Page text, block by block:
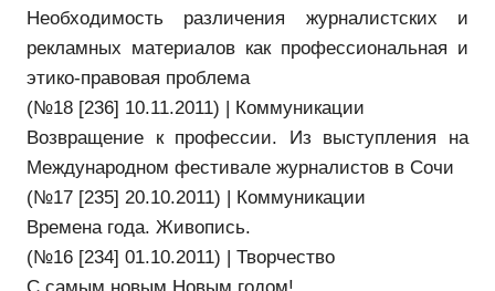
Необходимость различения журналистских и
рекламных материалов как профессиональная и
этико-правовая проблема
(№18 [236] 10.11.2011) | Коммуникации
Возвращение к профессии. Из выступления на
Международном фестивале журналистов в Сочи
(№17 [235] 20.10.2011) | Коммуникации
Времена года. Живопись.
(№16 [234] 01.10.2011) | Творчество